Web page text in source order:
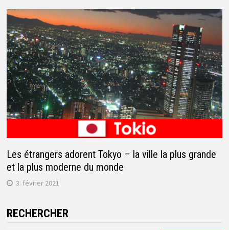
Les étrangers adorent Tokyo – la ville la plus grande
et la plus moderne du monde
3. février 2021
RECHERCHER